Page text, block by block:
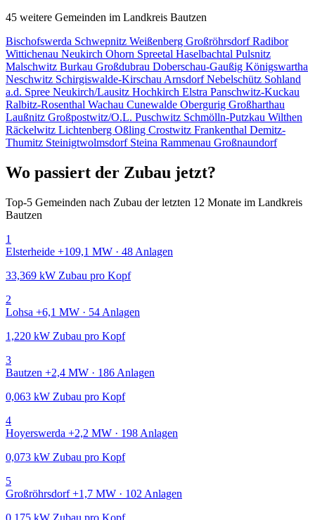
45 weitere Gemeinden im Landkreis Bautzen
Bischofswerda Schwepnitz Weißenberg GroßröhrsdorfRadibor
Wittichenau Neukirch Ohorn Spreetal Haselbachtal Pulsnitz
Malschwitz Burkau Großdubrau Doberschau-Gaußig Königswartha
Neschwitz Schirgiswalde-Kirschau ArnsdorfNebelschütz Sohland
a.d. Spree Neukirch/Lausitz Hochkirch Elstra Panschwitz-Kuckau
Ralbitz-Rosenthal Wachau Cunewalde Obergurig Großharthau
Laußnitz Großpostwitz/O.L. Puschwitz Schmölln-Putzkau Wilthen
Räckelwitz Lichtenberg Oßling Crostwitz Frankenthal Demitz-
Thumitz Steinigtwolmsdorf Steina Rammenau Großnaundorf
Wo passiert der Zubau jetzt?
Top-5 Gemeinden nach Zubau der letzten 12 Monate im Landkreis
Bautzen
1
Elsterheide +109,1 MW · 48 Anlagen
33,369 kW Zubau pro Kopf
2
Lohsa +6,1 MW · 54 Anlagen
1,220 kW Zubau pro Kopf
3
Bautzen +2,4 MW · 186 Anlagen
0,063 kW Zubau pro Kopf
4
Hoyerswerda +2,2 MW · 198 Anlagen
0,073 kW Zubau pro Kopf
5
Großröhrsdorf +1,7 MW · 102 Anlagen
0,175 kW Zubau pro Kopf